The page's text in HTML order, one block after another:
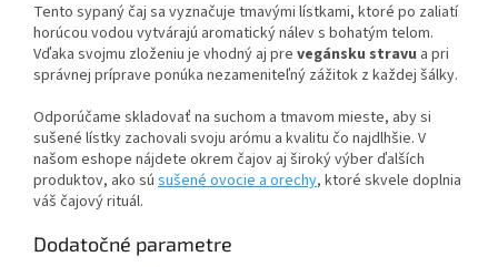
Tento sypaný čaj sa vyznačuje tmavými lístkami, ktoré po zaliatí
horúcou vodou vytvárajú aromatický nálev s bohatým telom.
Vďaka svojmu zloženiu je vhodný aj pre vegánsku stravu a pri
správnej príprave ponúka nezameniteľný zážitok z každej šálky.
Odporúčame skladovať na suchom a tmavom mieste, aby si
sušené lístky zachovali svoju arómu a kvalitu čo najdlhšie. V
našom eshope nájdete okrem čajov aj široký výber ďalších
produktov, ako sú sušené ovocie a orechy, ktoré skvele doplnia
váš čajový rituál.
Dodatočné parametre